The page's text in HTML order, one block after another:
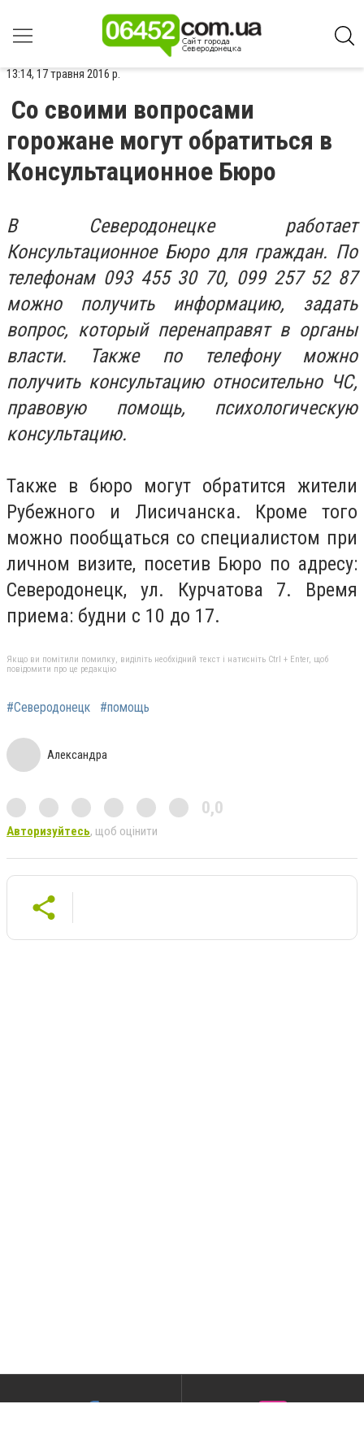
13:14, 17 травня 2016 р.
Со своими вопросами
горожане могут обратиться в
Консультационное Бюро
В Северодонецке работает
Консультационное Бюро для граждан. По
телефонам 093 455 30 70, 099 257 52 87
можно получить информацию, задать
вопрос, который перенаправят в органы
власти. Также по телефону можно
получить консультацию относительно ЧС,
правовую помощь, психологическую
консультацию.
Также в бюро могут обратится жители
Рубежного и Лисичанска. Кроме того
можно пообщаться со специалистом при
личном визите, посетив Бюро по адресу:
Северодонецк, ул. Курчатова 7. Время
приема: будни с 10 до 17.
Якщо ви помітили помилку, виділіть необхідний текст і натисніть Ctrl + Enter, щоб
повідомити про це редакцію
#Северодонецк #помощь
Александра
0,0
Авторизуйтесь, щоб оцінити